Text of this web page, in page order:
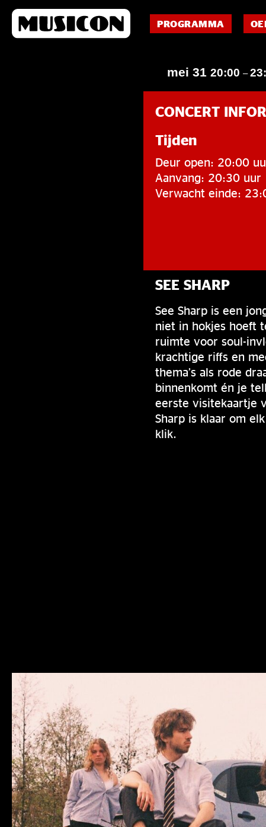
PROGRAMMA
mei 31 20:00 –
CONCERT
Tijden
Deur open: 20:00
Aanvang: 20:30 uur
Verwacht einde:
SEE SHARP
See Sharp is een
niet in hokjes hoeft
ruimte voor soul-
krachtige riffs en
thema’s als rode
binnenkomt én je
eerste visitekaartje
Sharp is klaar om
klik.